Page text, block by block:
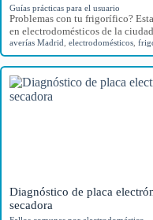
Guías prácticas para el usuario
Problemas con tu frigorífico?
en electrodomésticos de la
averías Madrid electrodomésticos
Diagnóstico de placa
secadora